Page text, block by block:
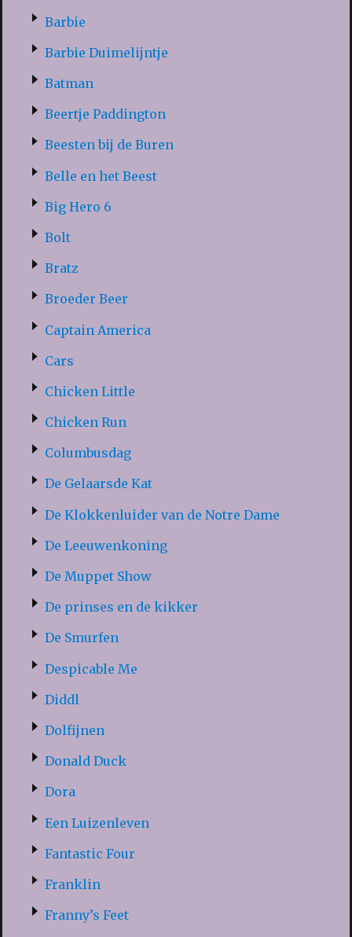
Barbie
Barbie Duimelijntje
Batman
Beertje Paddington
Beesten bij de Buren
Belle en het Beest
Big Hero 6
Bolt
Bratz
Broeder Beer
Captain America
Cars
Chicken Little
Chicken Run
Columbusdag
De Gelaarsde Kat
De Klokkenluider van de Notre Dame
De Leeuwenkoning
De Muppet Show
De prinses en de kikker
De Smurfen
Despicable Me
Diddl
Dolfijnen
Donald Duck
Dora
Een Luizenleven
Fantastic Four
Franklin
Franny’s Feet